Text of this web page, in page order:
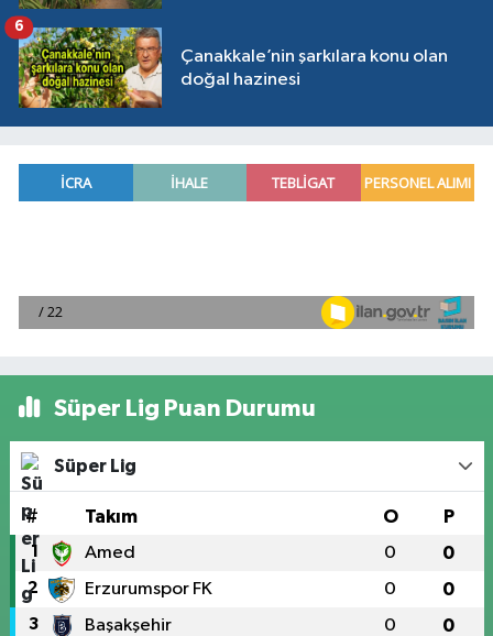
Çanakkale’nin şarkılara konu olan
doğal hazinesi
6
Süper Lig Puan Durumu
Süper Lig
# Takım O P
1 Amed 0 0
2 Erzurumspor FK 0 0
3 Başakşehir 0 0